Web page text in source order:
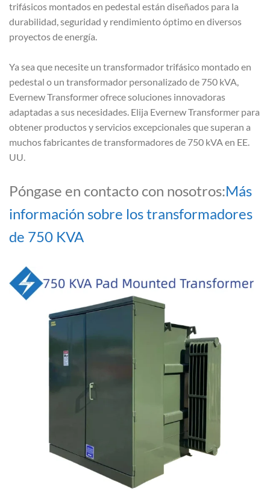
trifásicos montados en pedestal están diseñados para la
durabilidad, seguridad y rendimiento óptimo en diversos
proyectos de energía.
Ya sea que necesite un transformador trifásico montado en
pedestal o un transformador personalizado de 750 kVA,
Evernew Transformer ofrece soluciones innovadoras
adaptadas a sus necesidades. Elija Evernew Transformer para
obtener productos y servicios excepcionales que superan a
muchos fabricantes de transformadores de 750 kVA en EE.
UU.
Póngase en contacto con nosotros:Más
información sobre los transformadores
de 750 KVA